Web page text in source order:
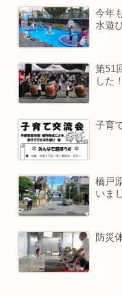
今年
水遊
第51
した！
子育
橋戸
いま
防災